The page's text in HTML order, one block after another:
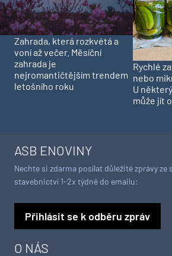
Zahrada, která rozkvétá a
voní až večer. Měsíční
zahrada je
nejromantičtějším trendem
letošního roku
Rychlé
nebo
U
může jít
O NÁS
ASB ENOVINY
Nechte si zdarma posílat důležité zprávy ze
stavebnictví 1-2x týdně do emailu:
Přihlásit se k odběru zpráv